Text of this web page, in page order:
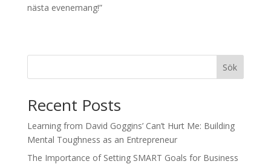
nästa evenemang!”
Sök
Recent Posts
Learning from David Goggins’ Can’t Hurt Me: Building
Mental Toughness as an Entrepreneur
The Importance of Setting SMART Goals for Business